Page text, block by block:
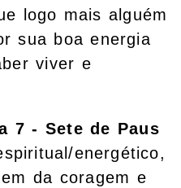
logo mais alguém
sua boa energia
viver e
7 - Sete de Paus
energético,
da coragem e